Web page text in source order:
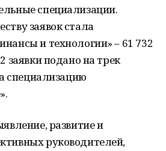
специализации.
заявок стала
и технологии» – 61 732
заявки подано на трек
специализацию
развитие и
руководителей,